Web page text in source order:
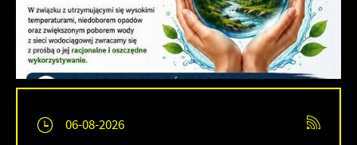
06-08-2026